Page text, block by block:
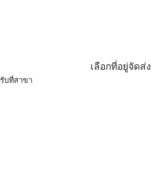
เลือกที่อยู่จัดส่ง
รับที่สาขา